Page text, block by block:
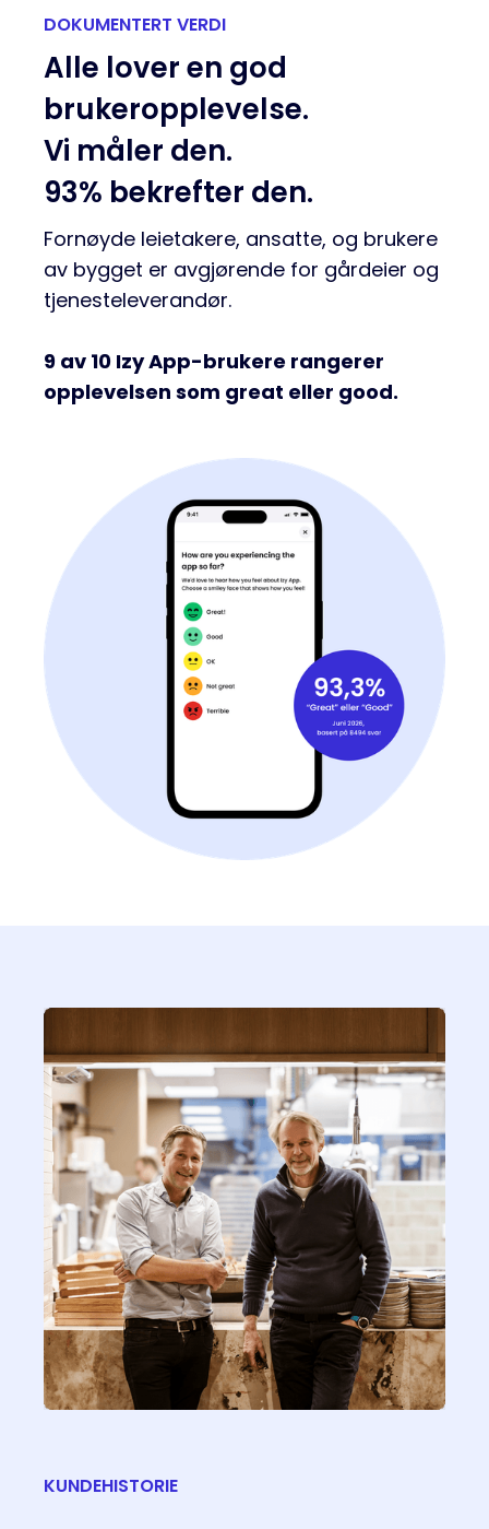
DOKUMENTERT VERDI
Alle lover en god
brukeropplevelse.
Vi måler den.
93% bekrefter den.
Fornøyde leietakere, ansatte, og brukere
av bygget er avgjørende for gårdeier og
tjenesteleverandør.
9 av 10 Izy App-brukere rangerer
opplevelsen som great eller good.
KUNDEHISTORIE